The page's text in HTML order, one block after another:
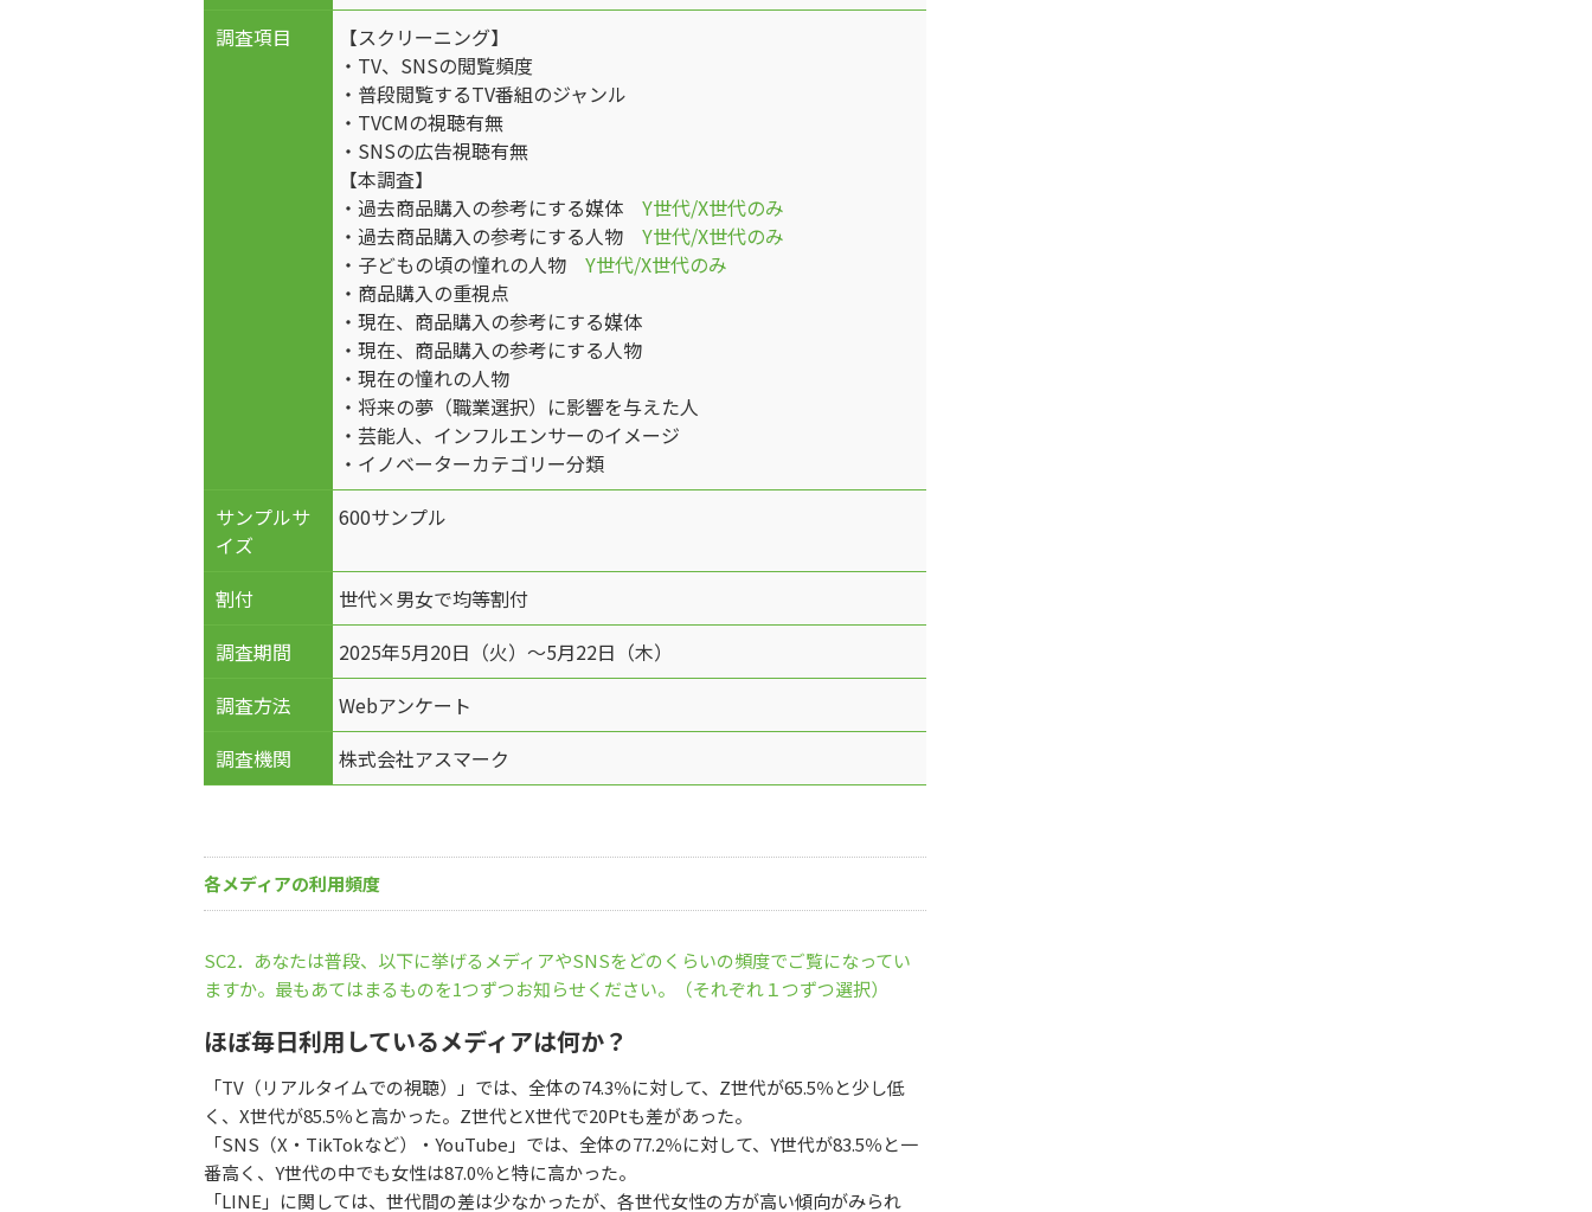
調査項目
【スクリーニング】
・TV、SNSの閲覧頻度
・普段閲覧するTV番組のジャンル
・TVCMの視聴有無
・SNSの広告視聴有無
【本調査】
・過去商品購入の参考にする媒体 Y世代/X世代のみ
・過去商品購入の参考にする人物 Y世代/X世代のみ
・子どもの頃の憧れの人物 Y世代/X世代のみ
・商品購入の重視点
・現在、商品購入の参考にする媒体
・現在、商品購入の参考にする人物
・現在の憧れの人物
・将来の夢（職業選択）に影響を与えた人
・芸能人、インフルエンサーのイメージ
・イノベーターカテゴリー分類
サンプルサ
イズ
600サンプル
割付
世代×男女で均等割付
調査期間
2025年5月20日（火）～5月22日（木）
調査方法
Webアンケート
調査機関
株式会社アスマーク
各メディアの利用頻度
SC2．あなたは普段、以下に挙げるメディアやSNSをどのくらいの頻度でご覧になってい
ますか。最もあてはまるものを1つずつお知らせください。（それぞれ１つずつ選択）
ほぼ毎日利用しているメディアは何か？
「TV（リアルタイムでの視聴）」では、全体の74.3％に対して、Z世代が65.5％と少し低
く、X世代が85.5％と高かった。Z世代とX世代で20Ptも差があった。
「SNS（X・TikTokなど）・YouTube」では、全体の77.2％に対して、Y世代が83.5％と一
番高く、Y世代の中でも女性は87.0％と特に高かった。
「LINE」に関しては、世代間の差は少なかったが、各世代女性の方が高い傾向がみられ